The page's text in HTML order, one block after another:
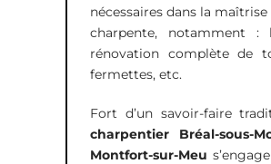
nécessaires dans la
charpente, notamment :
rénovation complète de
fermettes, etc.
Fort d’un savoir-faire
charpentier Bréal-sous-
Montfort-sur-Meu